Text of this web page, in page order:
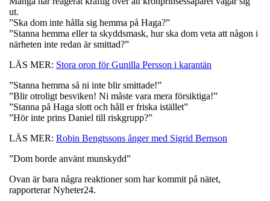
ut.
”Ska dom inte hålla sig hemma på Haga?”
”Stanna hemma eller ta skyddsmask, hur ska dom veta att någon i
närheten inte redan är smittad?”
LÄS MER: Stora oron för Gunilla Persson i karantän
”Stanna hemma så ni inte blir smittade!”
”Blir otroligt besviken! Ni måste vara mera försiktiga!”
”Stanna på Haga slott och håll er friska istället”
”Hör inte prins Daniel till riskgrupp?”
LÄS MER: Robin Bengtssons ånger med Sigrid Bernson
”Dom borde använt munskydd”
Ovan är bara några reaktioner som har kommit på nätet,
rapporterar Nyheter24.